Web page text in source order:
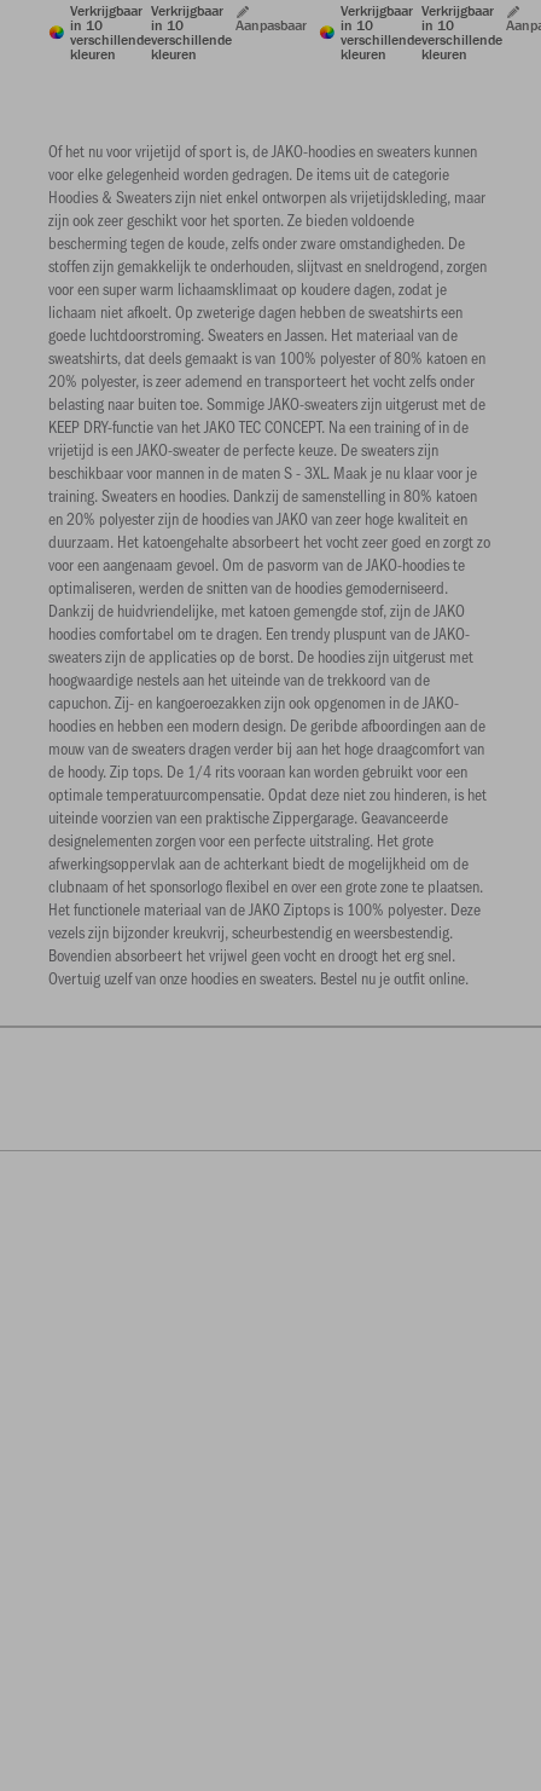
Verkrijgbaar
in 10
verschillende
kleuren
Verkrijgbaar
in 10
verschillende
kleuren
Aanpasbaar
Verkrijgbaar
in 10
verschillende
kleuren
Verkrijgbaar
in 10
verschillende
kleuren
Of het nu voor vrijetijd of sport is, de JAKO-hoodies en sweaters kunnen
voor elke gelegenheid worden gedragen. De items uit de categorie
Hoodies & Sweaters zijn niet enkel ontworpen als vrijetijdskleding, maar
zijn ook zeer geschikt voor het sporten. Ze bieden voldoende
bescherming tegen de koude, zelfs onder zware omstandigheden. De
stoffen zijn gemakkelijk te onderhouden, slijtvast en sneldrogend, zorgen
voor een super warm lichaamsklimaat op koudere dagen, zodat je
lichaam niet afkoelt. Op zweterige dagen hebben de sweatshirts een
goede luchtdoorstroming. Sweaters en Jassen. Het materiaal van de
sweatshirts, dat deels gemaakt is van 100% polyester of 80% katoen en
20% polyester, is zeer ademend en transporteert het vocht zelfs onder
belasting naar buiten toe. Sommige JAKO-sweaters zijn uitgerust met de
KEEP DRY-functie van het JAKO TEC CONCEPT. Na een training of in de
vrijetijd is een JAKO-sweater de perfecte keuze. De sweaters zijn
beschikbaar voor mannen in de maten S - 3XL. Maak je nu klaar voor je
training. Sweaters en hoodies. Dankzij de samenstelling in 80% katoen
en 20% polyester zijn de hoodies van JAKO van zeer hoge kwaliteit en
duurzaam. Het katoengehalte absorbeert het vocht zeer goed en zorgt zo
voor een aangenaam gevoel. Om de pasvorm van de JAKO-hoodies te
optimaliseren, werden de snitten van de hoodies gemoderniseerd.
Dankzij de huidvriendelijke, met katoen gemengde stof, zijn de JAKO
hoodies comfortabel om te dragen. Een trendy pluspunt van de JAKO-
sweaters zijn de applicaties op de borst. De hoodies zijn uitgerust met
hoogwaardige nestels aan het uiteinde van de trekkoord van de
capuchon. Zij- en kangoeroezakken zijn ook opgenomen in de JAKO-
hoodies en hebben een modern design. De geribde afboordingen aan de
mouw van de sweaters dragen verder bij aan het hoge draagcomfort van
de hoody. Zip tops. De 1/4 rits vooraan kan worden gebruikt voor een
optimale temperatuurcompensatie. Opdat deze niet zou hinderen, is het
uiteinde voorzien van een praktische Zippergarage. Geavanceerde
designelementen zorgen voor een perfecte uitstraling. Het grote
afwerkingsoppervlak aan de achterkant biedt de mogelijkheid om de
clubnaam of het sponsorlogo flexibel en over een grote zone te plaatsen.
Het functionele materiaal van de JAKO Ziptops is 100% polyester. Deze
vezels zijn bijzonder kreukvrij, scheurbestendig en weersbestendig.
Bovendien absorbeert het vrijwel geen vocht en droogt het erg snel.
Overtuig uzelf van onze hoodies en sweaters. Bestel nu je outfit online.